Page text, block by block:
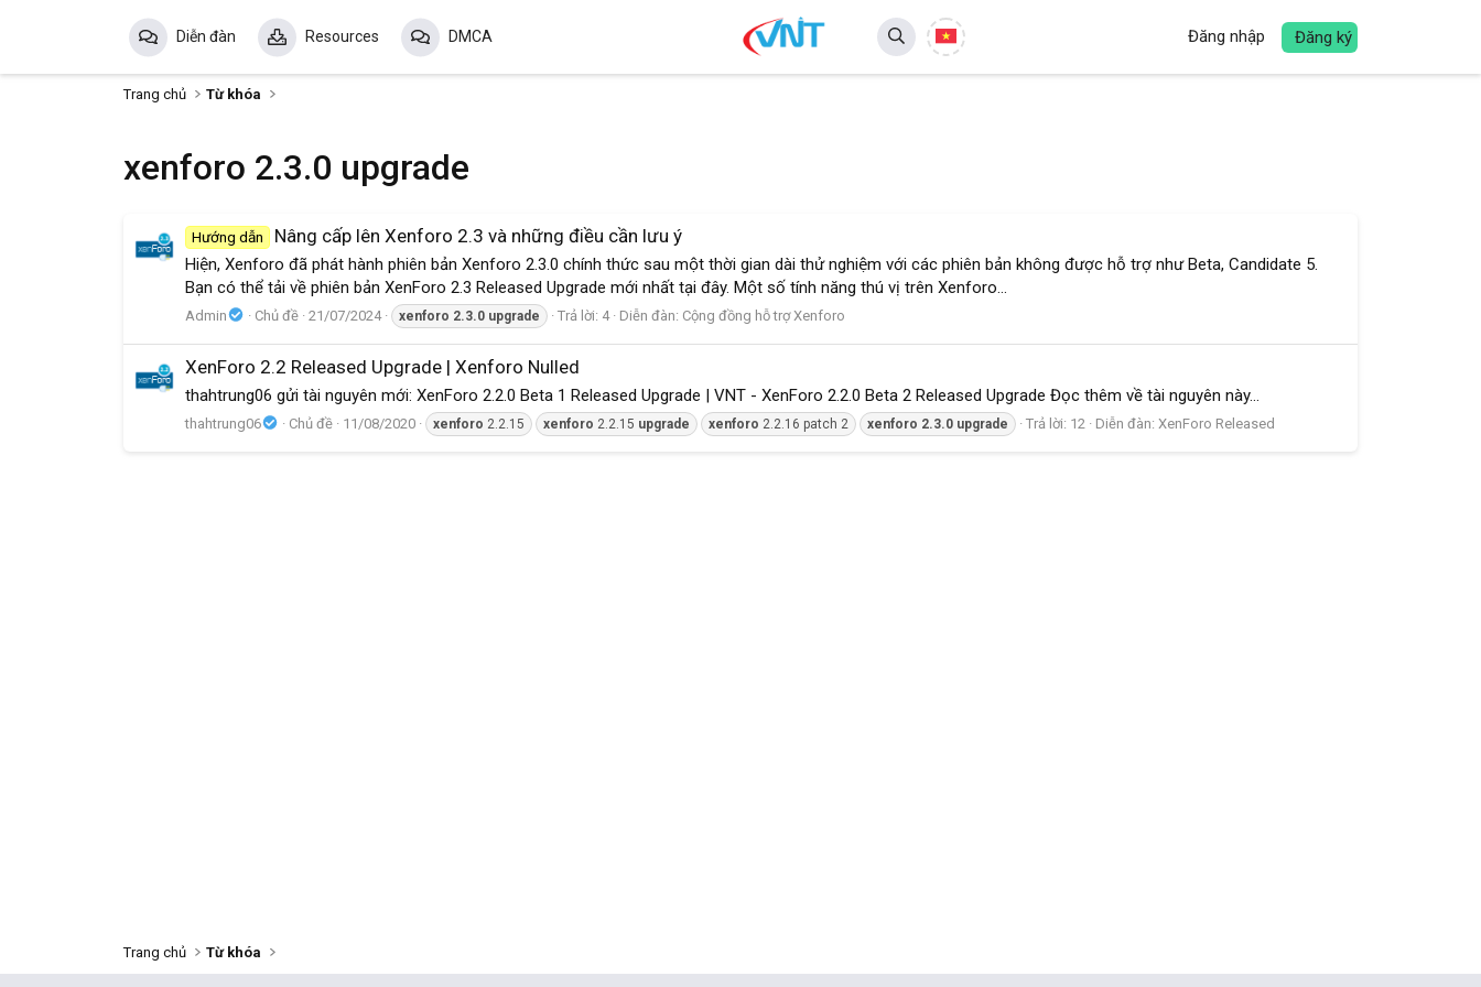
Diễn đàn Resources DMCA Đăng nhập Đăng ký
Trang chủ Từ khóa
xenforo 2.3.0 upgrade
Hướng dẫn Nâng cấp lên Xenforo 2.3 và những điều cần lưu ý
Hiện, Xenforo đã phát hành phiên bản Xenforo 2.3.0 chính thức sau một thời gian dài thử nghiệm với các phiên bản không được hỗ trợ như Beta, Candidate 5.
Bạn có thể tải về phiên bản XenForo 2.3 Released Upgrade mới nhất tại đây. Một số tính năng thú vị trên Xenforo...
Admin Chủ đề 21/07/2024 xenforo 2.3.0 upgrade Trả lời: 4 Diễn đàn: Cộng đồng hỗ trợ Xenforo
XenForo 2.2 Released Upgrade | Xenforo Nulled
thahtrung06 gửi tài nguyên mới: XenForo 2.2.0 Beta 1 Released Upgrade | VNT - XenForo 2.2.0 Beta 2 Released Upgrade Đọc thêm về tài nguyên này...
thahtrung06 Chủ đề 11/08/2020 xenforo 2.2.15 xenforo 2.2.15 upgrade xenforo 2.2.16 patch 2 xenforo 2.3.0 upgrade Trả lời: 12 Diễn đàn:XenForo Released
Trang chủ Từ khóa